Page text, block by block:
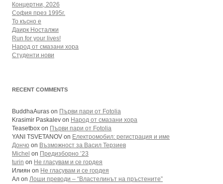
Концертни, 2026
София през 1995г.
То късно е
Даирк Носталжи
Run for your lives!
Народ от смазани хора
Студенти нови
RECENT COMMENTS
BuddhaAuras on Първи пари от Fotolia
Krasimir Paskalev on Народ от смазани хора
Teasetbox on Първи пари от Fotolia
YANI TSVETANOV on Електромобил: регистрация и име
Дончо on Възможност за Васил Терзиев
Michel on Предизборно ’23
turin on Не гласувам и се гордея
Илиян on Не гласувам и се гордея
Ал on Лоши преводи – “Властелинът на пръстените”